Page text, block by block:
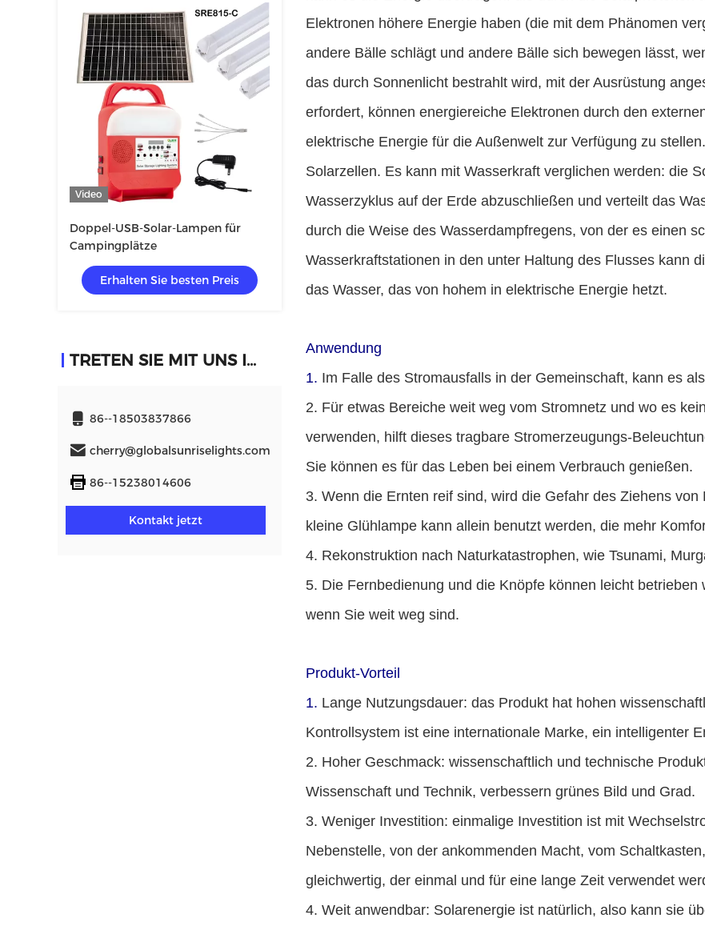
Video
Doppel-USB-Solar-Lampen für
Campingplätze
Erhalten Sie besten Preis
TRETEN SIE MIT UNS IN VERBINDUNG
86--18503837866
cherry@globalsunriselights.com
86--15238014606
Kontakt jetzt
Elektronen höhere Energie haben (die mit dem Phänomen
andere Bälle schlägt und andere Bälle sich bewegen lässt,
das durch Sonnenlicht bestrahlt wird, mit der Ausrüstung
erfordert, können energiereiche Elektronen durch den
elektrische Energie für die Außenwelt zur Verfügung zu
Solarzellen. Es kann mit Wasserkraft verglichen werden: die
Wasserzyklus auf der Erde abzuschließen und verteilt das
durch die Weise des Wasserdampfregens, von der es einen
Wasserkraftstationen in den unter Haltung des Flusses kann
das Wasser, das von hohem in elektrische Energie hetzt.
Anwendung
1. Im Falle des Stromausfalls in der Gemeinschaft, kann es
2. Für etwas Bereiche weit weg vom Stromnetz und wo es
verwenden, hilft dieses tragbare Stromerzeugungs-
Sie können es für das Leben bei einem Verbrauch genießen.
3. Wenn die Ernten reif sind, wird die Gefahr des Ziehens
kleine Glühlampe kann allein benutzt werden, die mehr
4. Rekonstruktion nach Naturkatastrophen, wie Tsunami,
5. Die Fernbedienung und die Knöpfe können leicht
wenn Sie weit weg sind.
Produkt-Vorteil
1. Lange Nutzungsdauer: das Produkt hat hohen
Kontrollsystem ist eine internationale Marke, ein intelligenter
2. Hoher Geschmack: wissenschaftlich und technische
Wissenschaft und Technik, verbessern grünes Bild und Grad.
3. Weniger Investition: einmalige Investition ist mit
Nebenstelle, von der ankommenden Macht, vom
gleichwertig, der einmal und für eine lange Zeit verwendet
4. Weit anwendbar: Solarenergie ist natürlich, also kann sie